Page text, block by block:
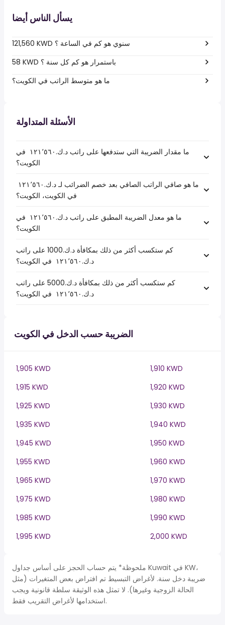
يسأل الناس أيضا
121,560 KWD سنوي هو كم في الساعة ؟
58 KWD باستمرار هو كم كل سنة ؟
ما هو متوسط الراتب في الكويت؟
الأسئلة المتداولة
ما مقدار الضريبة التي ستدفعها على راتب د.ك.‏١٢١٬٥٦٠ ‏ في
الكويت؟
في الكويت، الكويت؟
ما هو معدل الضريبة المطبق على راتب د.ك.‏١٢١٬٥٦٠ ‏ في
الكويت؟
كم ستكسب أكثر من ذلك بمكافأة د.ك.1000 على راتب
د.ك.‏١٢١٬٥٦٠ ‏ في الكويت؟
كم ستكسب أكثر من ذلك بمكافأة د.ك.5000 على راتب
د.ك.‏١٢١٬٥٦٠ ‏ في الكويت؟
الضريبة حسب الدخل في الكويت
1,905 KWD
1,910 KWD
1,915 KWD
1,920 KWD
1,925 KWD
1,930 KWD
1,935 KWD
1,940 KWD
1,945 KWD
1,950 KWD
1,955 KWD
1,960 KWD
1,965 KWD
1,970 KWD
1,975 KWD
1,980 KWD
1,985 KWD
1,990 KWD
1,995 KWD
2,000 KWD
ملحوظة* يتم حساب الحجز على أساس جداول Kuwait في KW،
ضريبة دخل سنة. لأغراض التبسيط تم افتراض بعض المتغيرات (مثل
الحالة الزوجية وغيرها). لا تمثل هذه الوثيقة سلطة قانونية ويجب
استخدامها لأغراض التقريب فقط.